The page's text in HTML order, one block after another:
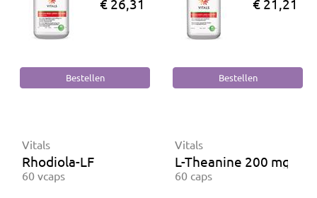
€ 26,31 € 21,21
Vitals
Rhodiola-LF
60 vcaps
Vitals
L-Theanine 200 mg
60 caps